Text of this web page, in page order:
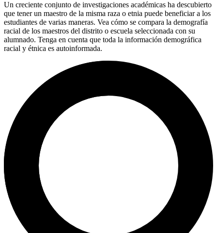
Un creciente conjunto de investigaciones académicas ha descubierto
que tener un maestro de la misma raza o etnia puede beneficiar a los
estudiantes de varias maneras. Vea cómo se compara la demografía
racial de los maestros del distrito o escuela seleccionada con su
alumnado. Tenga en cuenta que toda la información demográfica
racial y étnica es autoinformada.